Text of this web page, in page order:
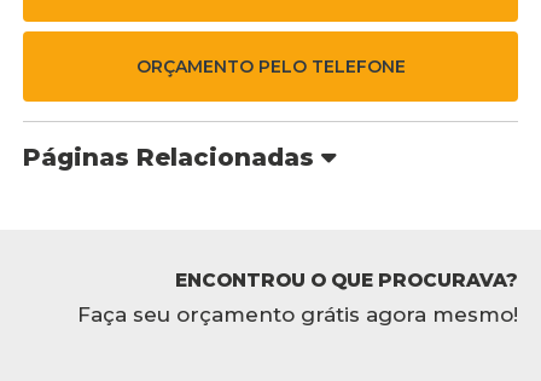
ORÇAMENTO PELO TELEFONE
Páginas Relacionadas
ENCONTROU O QUE PROCURAVA?
Faça seu orçamento grátis agora mesmo!